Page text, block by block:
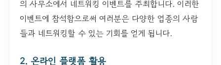
의 사무소에서 네트워킹 이벤트를 주최합니다. 이러한
이벤트에 참석함으로써 여러분은 다양한 업종의 사람
들과 네트워킹할 수 있는 기회를 얻게 됩니다.
2. 온라인 플랫폼 활용